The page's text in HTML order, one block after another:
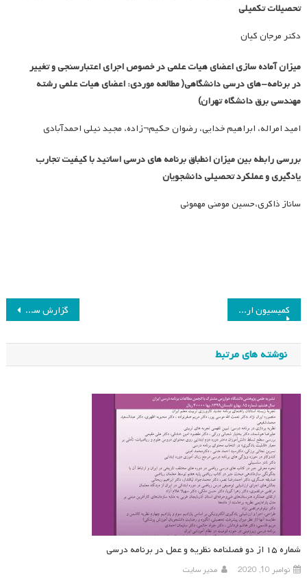
تحصیلات تکمیلی
دکتر مرجان کیان
میزان آماده سازی اعضای هیات علمی در خصوص اجرای اعتبارسنجی و تغییر
در برنامه-های درسی دانشگاهی( مطالعه موردی: اعضای هیات علمی رشته
مهندسی برق دانشگاه تهران)
امید امراله، ابراهیم خدایی، رضوان حکیم¬زاده، مجید نیلی احمدآبادی
بررسی رابطه بین میزان انطباق برنامه های درسی اساتید با کیفیت تجارب
یادگیری و عملکرد تحصیلی دانشجویان
ساناز ذاکری،حسین مومنی مهموئی
راهبری
نوشته
گزارش سفر به مالزی، کمیسیون روابط بین الملل انجمن مطالعات برنامه درسی ایران کمیسیون ارزیابی و نقد
نوشته های مرتبط
شماره ۱۵ از دو فصلنامه نظریه و عمل در برنامه درسی
نوامبر 10, 2020 مدیر سایت